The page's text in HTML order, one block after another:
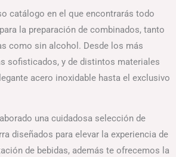
catálogo en el que encontrarás todo
la preparación de combinados, tanto
como sin alcohol. Desde los más
sofisticados, y de distintos materiales
acero inoxidable hasta el exclusivo
una cuidadosa selección de
diseñados para elevar la experiencia de
de bebidas, además te ofrecemos la